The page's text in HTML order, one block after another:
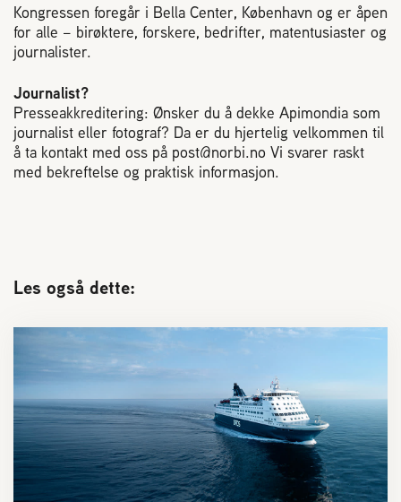
Kongressen foregår i Bella Center, København og er åpen
for alle – birøktere, forskere, bedrifter, matentusiaster og
journalister.
Journalist?
Presseakkreditering: Ønsker du å dekke Apimondia som
journalist eller fotograf? Da er du hjertelig velkommen til
å ta kontakt med oss på post@norbi.no Vi svarer raskt
med bekreftelse og praktisk informasjon.
Les også dette: